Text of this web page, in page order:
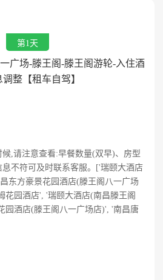
第1天
广场-滕王阁-滕王阁游轮-入住酒
整【租车自驾】
,请注意查看:早餐数量(双早)、房型
不符可及时联系客服。['瑞颐大酒店
东方豪景花园酒店(滕王阁八一广场
花园酒店', '瑞颐大酒店(南昌滕王阁
园酒店(滕王阁八一广场店)', '南昌唐